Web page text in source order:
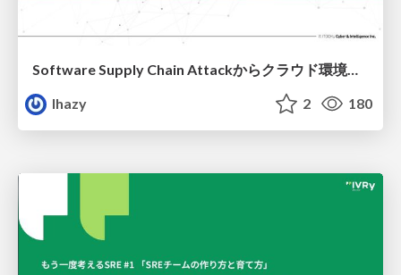
Software Supply Chain Attackからクラウド環境を守るためにできること
lhazy
2 180